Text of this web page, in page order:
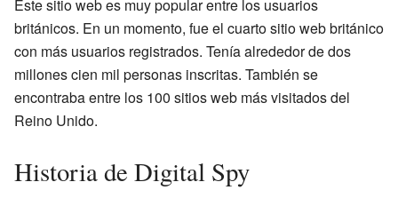
Este sitio web es muy popular entre los usuarios
británicos. En un momento, fue el cuarto sitio web británico
con más usuarios registrados. Tenía alrededor de dos
millones cien mil personas inscritas. También se
encontraba entre los 100 sitios web más visitados del
Reino Unido.
Historia de Digital Spy